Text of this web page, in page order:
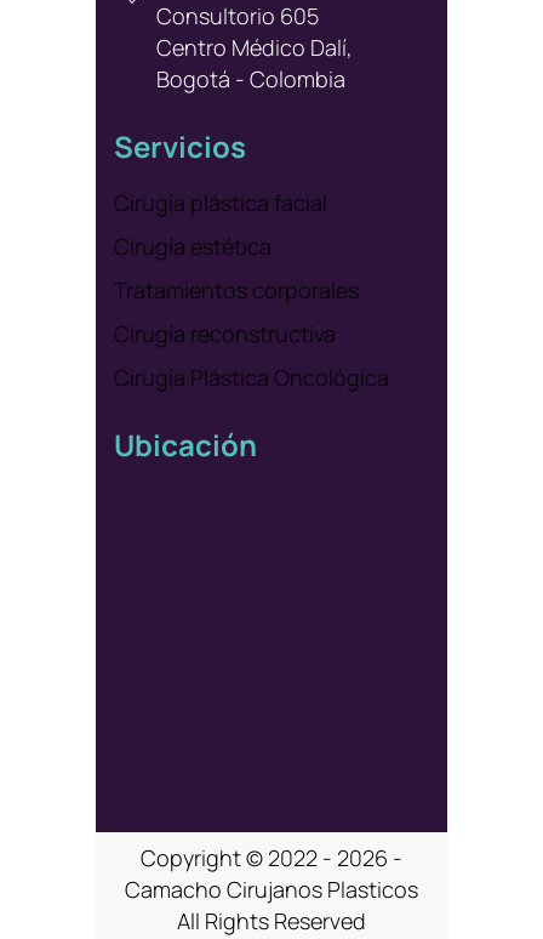
Consultorio 605
Centro Médico Dalí,
Bogotá - Colombia
Servicios
Cirugía plástica facial
Cirugía estética
Tratamientos corporales
Cirugía reconstructiva
Cirugía Plástica Oncológica
Ubicación
Copyright © 2022 - 2026 -
Camacho Cirujanos Plasticos
All Rights Reserved